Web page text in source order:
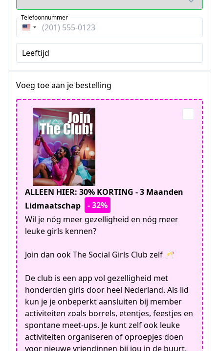
Verenigde
Staten
+1
Telefoonnummer
Leeftijd
Voeg toe aan je bestelling
ALLEEN HIER: 30% KORTING - 3 Maanden
Lidmaatschap
- 32%
Wil je nóg meer gezelligheid en nóg meer
leuke girls kennen?
Join dan ook The Social Girls Club zelf 🥂
De club is een app vol gezelligheid met
honderden girls door heel Nederland. Als lid
kun je je onbeperkt aansluiten bij member
activiteiten zoals borrels, etentjes, feestjes en
spontane meet-ups. Je kunt zelf ook leuke
activiteiten organiseren of oproepjes doen
voor nieuwe vriendinnen bij jou in de buurt.